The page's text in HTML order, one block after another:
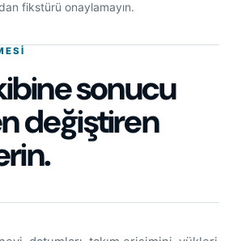
fikstürü onaylamayın.
sonucu
değiştiren